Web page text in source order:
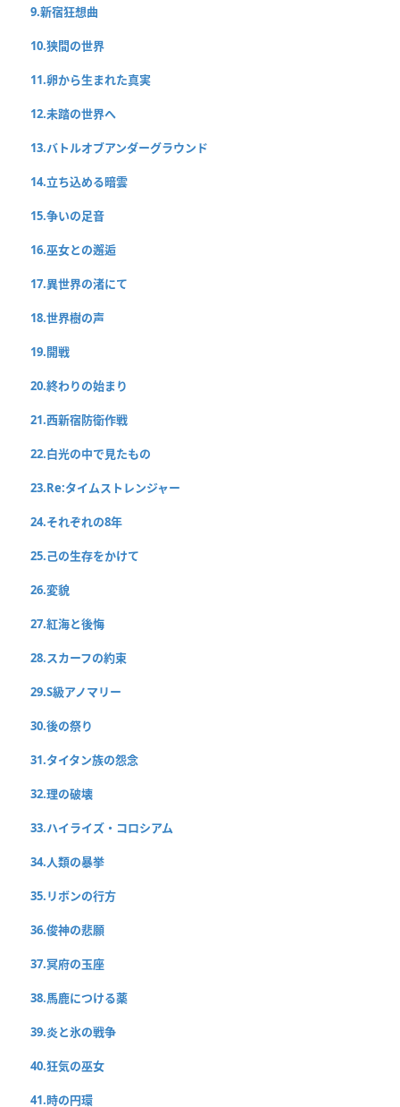
9.新宿狂想曲
10.狭間の世界
11.卵から生まれた真実
12.未踏の世界へ
13.バトルオブアンダーグラウンド
14.立ち込める暗雲
15.争いの足音
16.巫女との邂逅
17.異世界の渚にて
18.世界樹の声
19.開戦
20.終わりの始まり
21.西新宿防衛作戦
22.白光の中で見たもの
23.Re:タイムストレンジャー
24.それぞれの8年
25.己の生存をかけて
26.変貌
27.紅海と後悔
28.スカーフの約束
29.S級アノマリー
30.後の祭り
31.タイタン族の怨念
32.理の破壊
33.ハイライズ・コロシアム
34.人類の暴挙
35.リボンの行方
36.俊神の悲願
37.冥府の玉座
38.馬鹿につける薬
39.炎と氷の戦争
40.狂気の巫女
41.時の円環